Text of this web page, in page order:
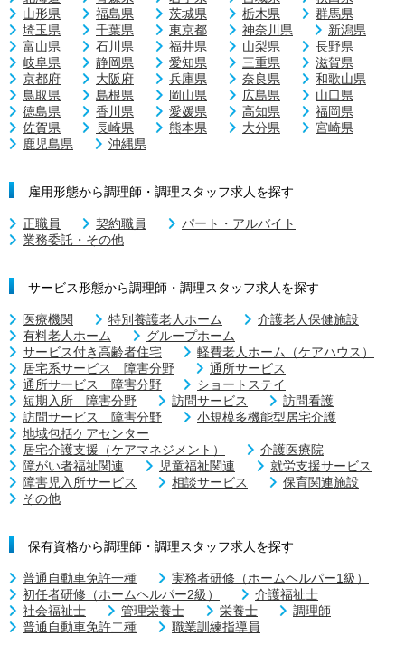
山形県
福島県 茨城県 栃木県
群馬県
埼玉県
千葉県 東京都 神奈川県
新潟県
富山県
石川県 福井県 山梨県
長野県
岐阜県
静岡県 愛知県 三重県
滋賀県
京都府
大阪府 兵庫県 奈良県
和歌山県
鳥取県
島根県 岡山県 広島県
山口県
徳島県
香川県 愛媛県 高知県
福岡県
佐賀県
長崎県 熊本県 大分県
宮崎県
鹿児島県
沖縄県
雇用形態から調理師・調理スタッフ求人を探す
正職員 契約職員
パート・アルバイト
業務委託・その他
サービス形態から調理師・調理スタッフ求人を探す
医療機関 特別養護老人ホーム
介護老人保健施設
有料老人ホーム
グループホーム
サービス付き高齢者住宅
軽費老人ホーム（ケアハウス）
居宅系サービス 障害分野
通所サービス
通所サービス 障害分野
ショートステイ
短期入所 障害分野
訪問サービス
訪問看護
訪問サービス 障害分野
小規模多機能型居宅介護
地域包括ケアセンター
居宅介護支援（ケアマネジメント）
介護医療院
障がい者福祉関連
児童福祉関連
就労支援サービス
障害児入所サービス
相談サービス
保育関連施設
その他
保有資格から調理師・調理スタッフ求人を探す
普通自動車免許一種
実務者研修（ホームヘルパー1級）
初任者研修（ホームヘルパー2級）
介護福祉士
社会福祉士
管理栄養士 栄養士
調理師
普通自動車免許二種
職業訓練指導員